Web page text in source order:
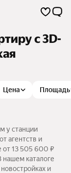
c 3D-
Цена Площадь
у станции
агентств и
от 13 505 600 ₽
каталоге
и